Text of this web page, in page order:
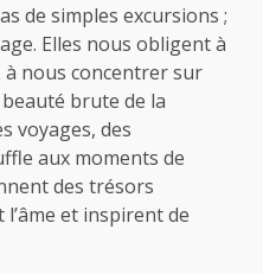
de simples excursions ;
Elles nous obligent à
nous concentrer sur
brute de la
voyages, des
aux moments de
des trésors
et inspirent de